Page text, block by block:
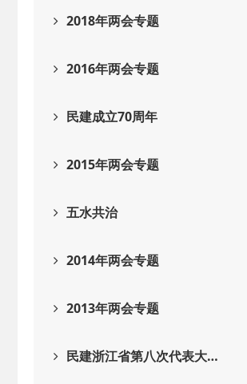
2018年两会专题
2016年两会专题
民建成立70周年
2015年两会专题
五水共治
2014年两会专题
2013年两会专题
民建浙江省第八次代表大…